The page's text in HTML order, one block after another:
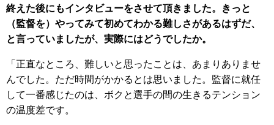
終えた後にもインタビューをさせて頂きました。きっと
（監督を）やってみて初めてわかる難しさがあるはずだ、
と言っていましたが、実際にはどうでしたか。
「正直なところ、難しいと思ったことは、あまりありませ
んでした。ただ時間がかかるとは思いました。監督に就任
して一番感じたのは、ボクと選手の間の生きるテンション
の温度差です。